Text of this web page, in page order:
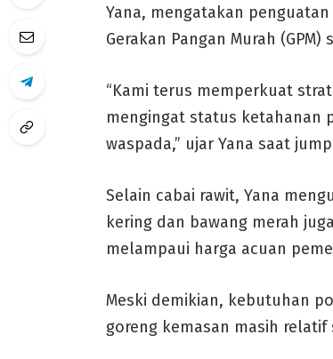
Yana, mengatakan
Gerakan Pangan Murah
“Kami terus memperkuat
mengingat status ketahanan
waspada,” ujar Yana saat
Selain cabai rawit, Yana
kering dan bawang merah
melampaui harga acuan
Meski demikian, kebutuhan
goreng kemasan masih